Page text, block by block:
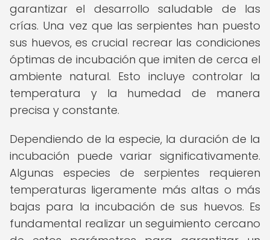
garantizar el desarrollo saludable de las
crías. Una vez que las serpientes han puesto
sus huevos, es crucial recrear las condiciones
óptimas de incubación que imiten de cerca el
ambiente natural. Esto incluye controlar la
temperatura y la humedad de manera
precisa y constante.
Dependiendo de la especie, la duración de la
incubación puede variar significativamente.
Algunas especies de serpientes requieren
temperaturas ligeramente más altas o más
bajas para la incubación de sus huevos. Es
fundamental realizar un seguimiento cercano